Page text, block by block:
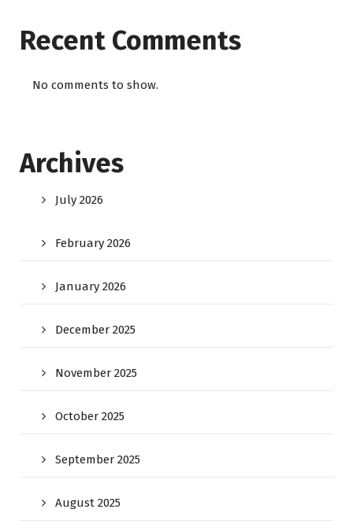
Recent Comments
No comments to show.
Archives
July 2026
February 2026
January 2026
December 2025
November 2025
October 2025
September 2025
August 2025